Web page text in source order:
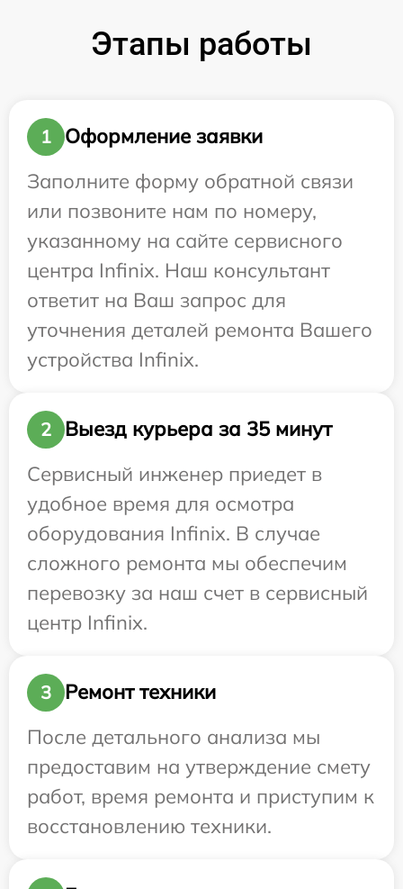
Этапы работы
1
Оформление заявки
Заполните форму обратной связи
или позвоните нам по номеру,
указанному на сайте сервисного
центра Infinix. Наш консультант
ответит на Ваш запрос для
уточнения деталей ремонта Вашего
устройства Infinix.
2
Выезд курьера за 35 минут
Сервисный инженер приедет в
удобное время для осмотра
оборудования Infinix. В случае
сложного ремонта мы обеспечим
перевозку за наш счет в сервисный
центр Infinix.
3
Ремонт техники
После детального анализа мы
предоставим на утверждение смету
работ, время ремонта и приступим к
восстановлению техники.